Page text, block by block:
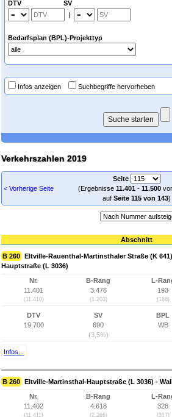
DTV SV
|
Bedarfsplan (BPL)-Projekttyp
Infos anzeigen Suchbegriffe hervorheben
Verkehrszahlen 2019
< Vorherige Seite
Seite
(Ergebnisse 11.401- 11.500
auf Seite 115 von 143)
Abschnitt
B 260 Eltville-Rauenthal-Martinsthaler Straße (K
Hauptstraße (L 3036)
Nr.
11.401
(11.410)
B-Rang
3.476
(1.203)
L-
193
(186)
DTV
19.700
SV
690
(3,5%)
BPL
WB
Infos...
B 260 Eltville-Martinsthal-Hauptstraße (L 3036) -
Nr.
11.402
(11.411)
B-Rang
4.618
(2.266)
L-
328
(317)